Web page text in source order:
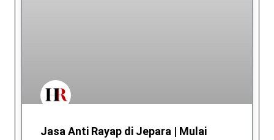
Jasa Anti Rayap di Jepara | Mulai